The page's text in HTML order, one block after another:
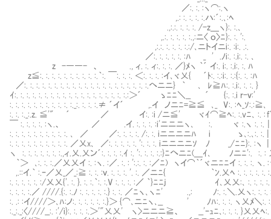
／:. :. :ヽ⌒:.ヽ
,.: :. :. :. :.ハ:´:.､:ﾍ
.,:.:. :. :. :. /-z＿ヽ}:.
,.:. :. :. :. :.,:ニ〈 ｏ〉ﾆ}:. :.
,:.:. :. :. :. :.:/､ニトイニi:. :i:.
／:. :. :. :. :. :ﾊ _ ' .ﾉi:. :.i:. :. ､
z -――- 、 ., ィ. :. ィ:. :. :. ／}ﾒヽ ｀´ イ:. i:.
z≦:. :. :. :. :. :. :. :. :. :.｀:. ￣:. :. :. ＜:. :. :. :イ､ヾ乂{ ´ﾄ:. :.:i:.
／:. :. :. :. :. :. :. :. :. :. :. :. :. :. :. :. :. :. :. :. :.へニニ} ｀ ､ ﾚ≧ﾊ:.
ｲ:. :. :. :. :. :. :. :. :. :. :. :. :. :. :. :. :. :. :.:＞´ ゝﾆﾆ＼__ ´ {:. :.i
:. :. :. :. :. :. :. :. :. :. :._:. :. :. :.≠ ´イ´ ,.イ ノニﾆ=≧≦ ､_ V:. :ﾍ_ｿ
:. :. :._:.z. ≦'" ´ ／ イ:. :i /ニ≦' ヾｲ⌒≧ﾍ:. :.vﾆ､ :. : f´￣￣
￣ :. :. :. :. :ヽ.、 ／ .イ. :. :. :. :i'ニニニヽ､ :. ヾ :.ヽ :. :. | 堕
:. :. :. :. :. :. :. :. :. :. ､ ／ ／:. :. :. :. /:. :. iニ
:. :. :. :. :. :. :. :. :. :. ／乂x､ ／:. :. :. :. :. ':. :. :. iニニニニｿ ﾉ _/ﾆﾆ}:. :ヽ
ヽ :. :. :. :. :. :. :.,ィ.乂.乂ン´:. :. :. :.ｲ :. ':. :. :. :.:}ﾆへニﾆ(＿ｲ､ ﾉニﾆ':. :. :
｀＞ ､:. :. :.／乂乂イ :. :ヽ. :／. :. : ':.:. :. :／ﾆ) ヽイ⌒｀´ヾニﾆﾆイ :.
,.::イ.｀ :.ｰ／乂_／_:≧ :. :. :ｖ. :. :. :. '. :. ／ニﾆ{ ｀ﾝ.乂ﾍ :. :. :.
:. :. :. :. :. :/乂乂{'. :. }. :. :.｀:. :.V :. :. :. :／ ｀}ﾆﾆj ｲ､乂乂:､ :. :.
:. :. :. :.／ ////.{:. :.ﾉ :. :. :. :. :.} :. :. ／ﾆヽ､ヽﾆ' .,: ﾉ:. :.＼.乂ヽ:. :. :.
:. .: :イ////＞､ﾊ:ノ:. :. :. :. :. :.}＞ {⌒､ニﾆヽ､__ ' ﾉﾊ:. :. :. ヽ乂ﾒ＼:. :.
:._:._:〈////__:. :'/i}:. :. :. :.＞'"乂乂' ヽ>ニニニ≧、 __'ｰｭﾆ､:. :. :. }乂乂ﾍ:.